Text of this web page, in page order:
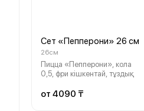
Сет «Пепперони» 26 см
26см
Пицца «Пепперони», кола
0,5, фри кішкентай, тұздық
от 4090 ₸